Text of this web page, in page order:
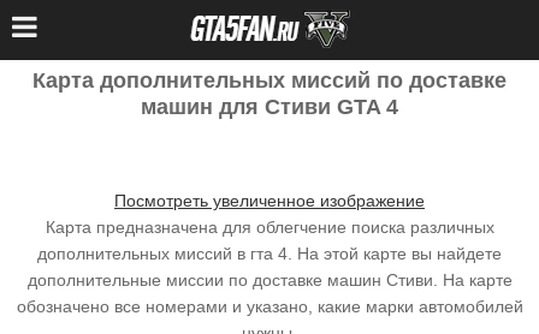
Карта дополнительных миссий по доставке
машин для Стиви GTA 4
Посмотреть увеличенное изображение
Карта предназначена для облегчение поиска различных
дополнительных миссий в гта 4. На этой карте вы найдете
дополнительные миссии по доставке машин Стиви. На карте
обозначено все номерами и указано, какие марки автомобилей